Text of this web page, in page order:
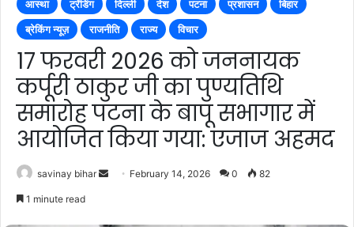
आस्था ट्रेंडिंग दिल्ली देश पटना प्रशासन
बिहार
ब्रेकिंग न्यूज़
राजनीति राज्य विचार
17 फरवरी 2026 को जननायक
कर्पूरी ठाकुर जी का पुण्यतिथि
समारोह पटना के बापू सभागार में
आयोजित किया गया: एजाज अहमद
savinay bihar
SendFebruary 14, 2026 0 82
1 minute read